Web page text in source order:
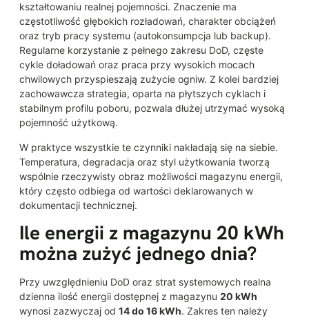
kształtowaniu realnej pojemności. Znaczenie ma
częstotliwość głębokich rozładowań, charakter obciążeń
oraz tryb pracy systemu (autokonsumpcja lub backup).
Regularne korzystanie z pełnego zakresu DoD, częste
cykle doładowań oraz praca przy wysokich mocach
chwilowych przyspieszają zużycie ogniw. Z kolei bardziej
zachowawcza strategia, oparta na płytszych cyklach i
stabilnym profilu poboru, pozwala dłużej utrzymać wysoką
pojemność użytkową.
W praktyce wszystkie te czynniki nakładają się na siebie.
Temperatura, degradacja oraz styl użytkowania tworzą
wspólnie rzeczywisty obraz możliwości magazynu energii,
który często odbiega od wartości deklarowanych w
dokumentacji technicznej.
Ile energii z magazynu 20 kWh
można zużyć jednego dnia?
Przy uwzględnieniu DoD oraz strat systemowych realna
dzienna ilość energii dostępnej z magazynu 20 kWh
wynosi zazwyczaj od 14 do 16 kWh. Zakres ten należy